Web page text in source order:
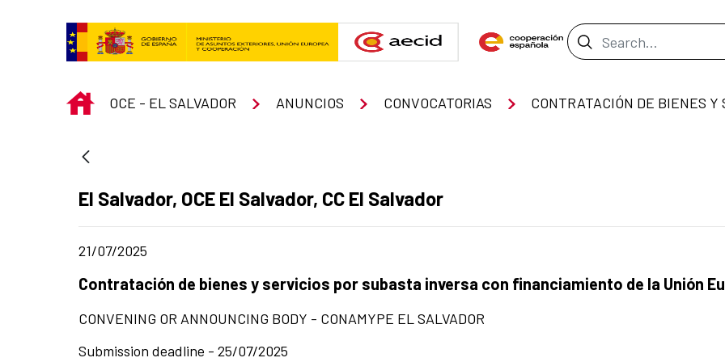
Search Bar
INICIO
OCE - EL SALVADOR ANUNCIOS CONVOCATORIAS
Ad section:
El Salvador, OCE El Salvador, CC El Salvador
Date of publication of the news item
21/07/2025
Title of the announcement:
Contratación de bienes y servicios por subasta inversa con financiamiento de la Unión
CONVENING OR ANNOUNCING BODY - CONAMYPE EL SALVADOR
Submission deadline - 25/07/2025